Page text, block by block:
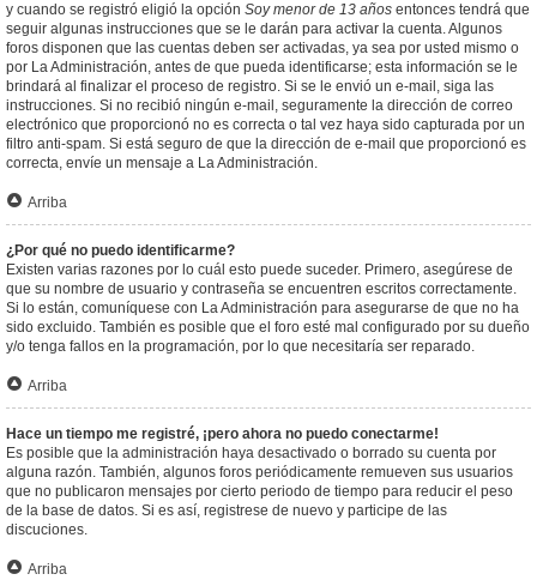
y cuando se registró eligió la opción Soy menor de 13 años entonces tendrá que
seguir algunas instrucciones que se le darán para activar la cuenta. Algunos
foros disponen que las cuentas deben ser activadas, ya sea por usted mismo o
por La Administración, antes de que pueda identificarse; esta información se le
brindará al finalizar el proceso de registro. Si se le envió un e-mail, siga las
instrucciones. Si no recibió ningún e-mail, seguramente la dirección de correo
electrónico que proporcionó no es correcta o tal vez haya sido capturada por un
filtro anti-spam. Si está seguro de que la dirección de e-mail que proporcionó es
correcta, envíe un mensaje a La Administración.
Arriba
¿Por qué no puedo identificarme?
Existen varias razones por lo cuál esto puede suceder. Primero, asegúrese de
que su nombre de usuario y contraseña se encuentren escritos correctamente.
Si lo están, comuníquese con La Administración para asegurarse de que no ha
sido excluido. También es posible que el foro esté mal configurado por su dueño
y/o tenga fallos en la programación, por lo que necesitaría ser reparado.
Arriba
Hace un tiempo me registré, ¡pero ahora no puedo conectarme!
Es posible que la administración haya desactivado o borrado su cuenta por
alguna razón. También, algunos foros periódicamente remueven sus usuarios
que no publicaron mensajes por cierto periodo de tiempo para reducir el peso
de la base de datos. Si es así, registrese de nuevo y participe de las
discuciones.
Arriba